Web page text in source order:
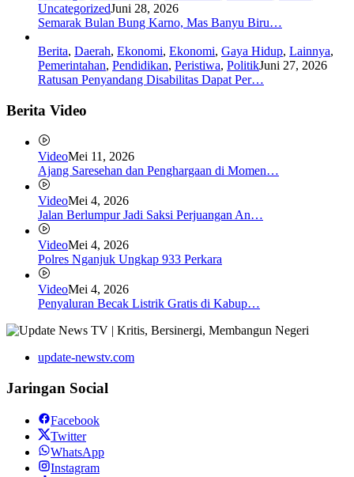
UncategorizedJuni 28, 2026
Semarak Bulan Bung Karno, Mas Banyu Biru…
Berita, Daerah, Ekonomi, Ekonomi, Gaya Hidup, Lainnya,
Pemerintahan, Pendidikan, Peristiwa, PolitikJuni 27, 2026
Ratusan Penyandang Disabilitas Dapat Per…
Berita Video
VideoMei 11, 2026
Ajang Saresehan dan Penghargaan di Momen…
VideoMei 4, 2026
Jalan Berlumpur Jadi Saksi Perjuangan An…
VideoMei 4, 2026
Polres Nganjuk Ungkap 933 Perkara
VideoMei 4, 2026
Penyaluran Becak Listrik Gratis di Kabup…
update-newstv.com
Jaringan Social
Facebook
Twitter
WhatsApp
Instagram